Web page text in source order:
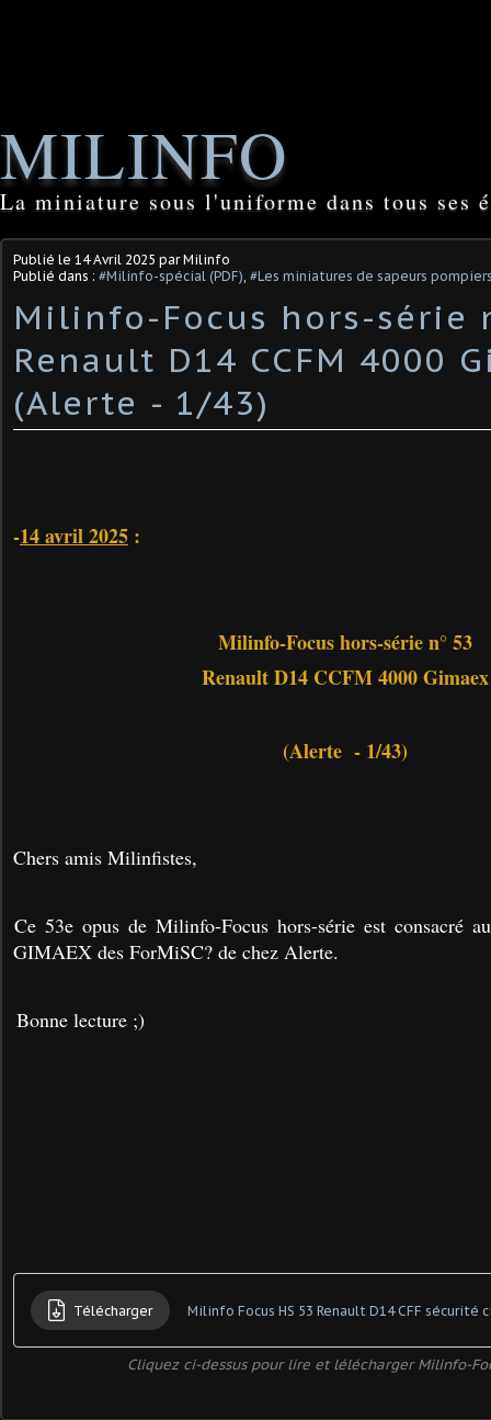
MILINFO
La miniature sous l'uniforme dans tous ses
Publié le 14 Avril 2025 par Milinfo
Publié dans : #Milinfo-spécial (PDF), #Les miniatures de sapeurs
Milinfo-Focus hors-série
Renault D14 CCFM 4000
(Alerte - 1/43) ​
-14 avril 2025 :
Milinfo-Focus hors-série n° 53
Renault D14 CCFM 4000 Gimaex
(Alerte - 1/43)
Chers amis Milinfistes,
Ce 53e opus de Milinfo-Focus hors-série est consacré
GIMAEX des ForMiSC? de chez Alerte.
Bonne lecture ;)
Télécharger Milinfo Focus HS 53 Renault D14 CFF sécurité
Cliquez ci-dessus pour lire et lélécharger Milinfo-